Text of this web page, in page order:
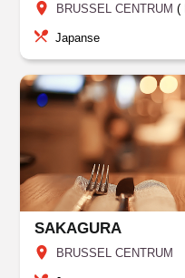
BRUSSEL CENTRUM (
Japanse
SAKAGURA
BRUSSEL CENTRUM